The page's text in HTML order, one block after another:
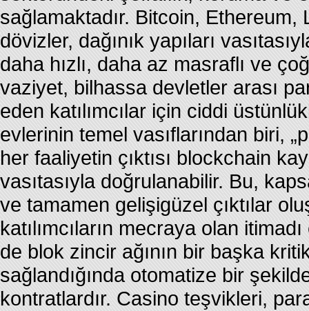
sağlamaktadır. Bitcoin,
dövizler, dağınık yapıları
daha hızlı, daha az masraflı ve
vaziyet, bilhassa devletler arası
eden katılımcılar için ciddi
evlerinin temel vasıflarından biri,
her faaliyetin çıktısı blockchain
vasıtasıyla doğrulanabilir. Bu,
ve tamamen gelişigüzel çıktılar
katılımcıların mecraya olan
de blok zincir ağının bir başka
sağlandığında otomatize bir
kontratlardır. Casino teşvikleri,